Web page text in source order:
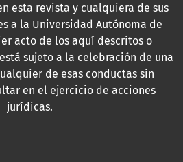
esta revista y cualquiera de sus
a la Universidad Autónoma de
acto de los aquí descritos o
sujeto a la celebración de una
de esas conductas sin
en el ejercicio de acciones
jurídicas.